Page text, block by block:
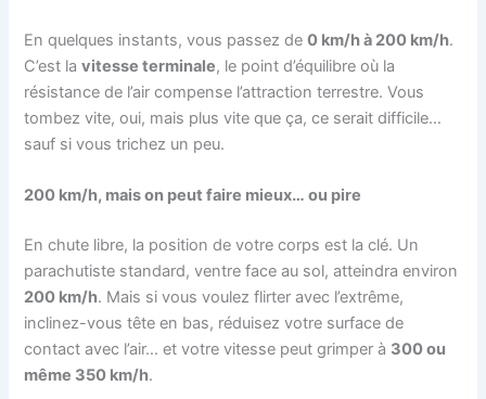
En quelques instants, vous passez de0 km/h à 200 km/h.
C’est lavitesse terminale, le point d’équilibre où la
résistance de l’air compense l’attraction terrestre. Vous
tombez vite, oui, mais plus vite que ça, ce serait difficile…
sauf si vous trichez un peu.
200 km/h, mais on peut faire mieux… ou pire
En chute libre, la position de votre corps est la clé. Un
parachutiste standard, ventre face au sol, atteindra environ
200 km/h. Mais si vous voulez flirter avec l’extrême,
inclinez-vous tête en bas, réduisez votre surface de
contact avec l’air… et votre vitesse peut grimper à 300 ou
même 350 km/h.